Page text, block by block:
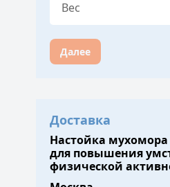
Далее
Доставка
Настойка мухомора
для повышения
физической